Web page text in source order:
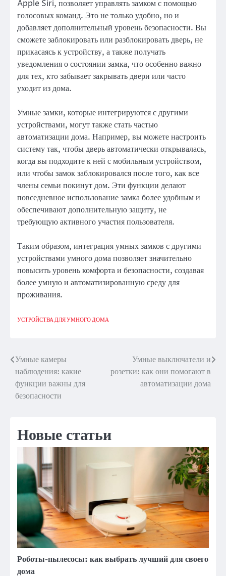
Apple Siri, позволяет управлять замком с помощью
голосовых команд. Это не только удобно, но и
добавляет дополнительный уровень безопасности. Вы
сможете заблокировать или разблокировать дверь, не
прикасаясь к устройству, а также получать
уведомления о состоянии замка, что особенно важно
для тех, кто забывает закрывать двери или часто
уходит из дома.
Умные замки, которые интегрируются с другими
устройствами, могут также стать частью
автоматизации дома. Например, вы можете настроить
систему так, чтобы дверь автоматически открывалась,
когда вы подходите к ней с мобильным устройством,
или чтобы замок заблокировался после того, как все
члены семьи покинут дом. Эти функции делают
повседневное использование замка более удобным и
обеспечивают дополнительную защиту, не
требующую активного участия пользователя.
Таким образом, интеграция умных замков с другими
устройствами умного дома позволяет значительно
повысить уровень комфорта и безопасности, создавая
более умную и автоматизированную среду для
проживания.
УСТРОЙСТВА ДЛЯ УМНОГО ДОМА
Навигация
по
записям
Умные камеры
наблюдения: какие
функции важны для
безопасности
Умные выключатели и
розетки: как они помогают в
автоматизации дома
Новые статьи
Роботы-пылесосы: как выбрать лучший для своего
дома